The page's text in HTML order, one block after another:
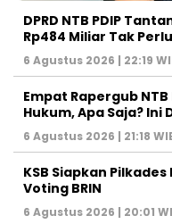
DPRD NTB PDIP
Rp484 Miliar Tak
6 Agustus 2026 | 22:19
Empat Rapergub
Hukum, Apa Saja?
6 Agustus 2026 | 21:18
KSB Siapkan
Voting BRIN
6 Agustus 2026 | 20:01